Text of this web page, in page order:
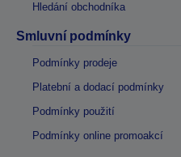
Hledání obchodníka
Smluvní podmínky
Podmínky prodeje
Platební a dodací podmínky
Podmínky použití
Podmínky online promoakcí